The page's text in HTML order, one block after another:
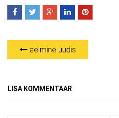
eelmine uudis
LISA KOMMENTAAR